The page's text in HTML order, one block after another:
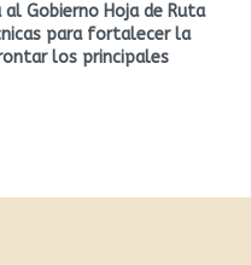
al Gobierno Hoja de Ruta
para fortalecer la
los principales